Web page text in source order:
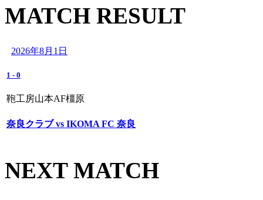
MATCH RESULT
2026年8月1日
1 - 0
鞄工房山本AF橿原
奈良クラブ vs IKOMA FC 奈良
NEXT MATCH